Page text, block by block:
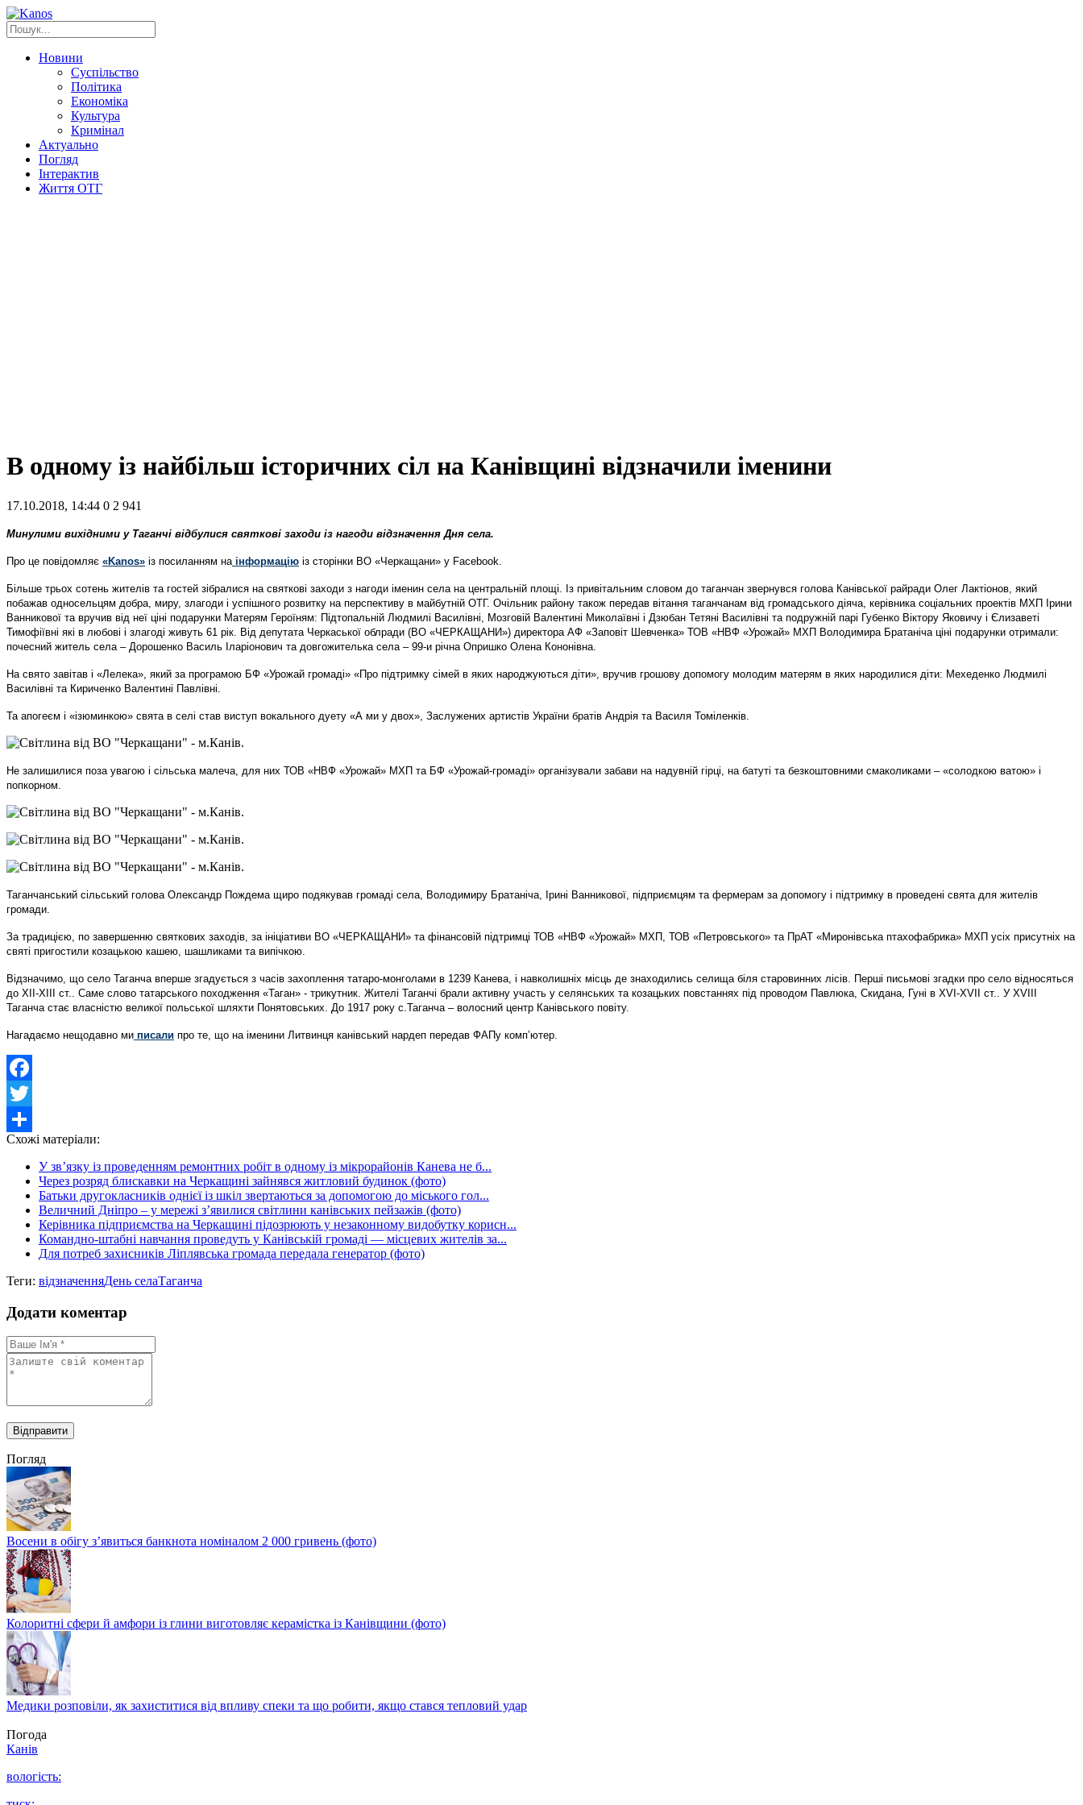
Новини
Суспільство
Політика
Економіка
Культура
Кримінал
Актуально
Погляд
Інтерактив
Життя ОТГ
В одному із найбільш історичних сіл на Канівщині відзначили іменини
17.10.2018, 14:44 0 2 941
Минулими вихідними у Таганчі відбулися святкові заходи із нагоди відзначення Дня села.
Про це повідомляє «Kanos» із посиланням на інформацію із сторінки ВО «Черкащани» у Facebook.
Більше трьох сотень жителів та гостей зібралися на святкові заходи з нагоди іменин села на центральній площі. Із привітальним словом до таганчан звернувся голова Канівської райради Олег Лактіонов, який
побажав односельцям добра, миру, злагоди і успішного розвитку на перспективу в майбутній ОТГ. Очільник району також передав вітання таганчанам від громадського діяча, керівника соціальних проектів МХП Ірини
Ванникової та вручив від неї ціні подарунки Матерям Героїням: Підтопальній Людмилі Василівні, Мозговій Валентині Миколаївні і Дзюбан Тетяні Василівні та подружній парі Губенко Віктору Яковичу і Єлизаветі
Тимофіївні які в любові і злагоді живуть 61 рік. Від депутата Черкаської облради (ВО «ЧЕРКАЩАНИ») директора АФ «Заповіт Шевченка» ТОВ «НВФ «Урожай» МХП Володимира Братаніча ціні подарунки отримали:
почесний житель села – Дорошенко Василь Іларіонович та довгожителька села – 99-и річна Опришко Олена Кононівна.
На свято завітав і «Лелека», який за програмою БФ «Урожай громаді» «Про підтримку сімей в яких народжуються діти», вручив грошову допомогу молодим матерям в яких народилися діти: Мехеденко Людмилі
Василівні та Кириченко Валентині Павлівні.
Та апогеєм і «ізюминкою» свята в селі став виступ вокального дуету «А ми у двох», Заслужених артистів України братів Андрія та Василя Томіленків.
Не залишилися поза увагою і сільська малеча, для них ТОВ «НВФ «Урожай» МХП та БФ «Урожай-громаді» організували забави на надувній гірці, на батуті та безкоштовними смаколиками – «солодкою ватою» і
попкорном.
Таганчанський сільський голова Олександр Пождема щиро подякував громаді села, Володимиру Братаніча, Ірині Ванникової, підприємцям та фермерам за допомогу і підтримку в проведені свята для жителів
громади.
За традицією, по завершенню святкових заходів, за ініціативи ВО «ЧЕРКАЩАНИ» та фінансовій підтримці ТОВ «НВФ «Урожай» МХП, ТОВ «Петровського» та ПрАТ «Миронівська птахофабрика» МХП усіх присутніх на
святі пригостили козацькою кашею, шашликами та випічкою.
Відзначимо, що село Таганча вперше згадується з часів захоплення татаро-монголами в 1239 Канева, і навколишніх місць де знаходились селища біля старовинних лісів. Перші письмові згадки про село відносяться
до XII-XIII ст.. Саме слово татарського походження «Таган» - трикутник. Жителі Таганчі брали активну участь у селянських та козацьких повстаннях під проводом Павлюка, Скидана, Гуні в XVI-XVII ст.. У XVIII
Таганча стає власністю великої польської шляхти Понятовських. До 1917 року с.Таганча – волосний центр Канівського повіту.
Нагадаємо нещодавно ми писали про те, що на іменини Литвинця канівський нардеп передав ФАПу комп’ютер.
Facebook
Twitter
Share
Схожі матеріали:
У зв’язку із проведенням ремонтних робіт в одному із мікрорайонів Канева не б...
Через розряд блискавки на Черкащині зайнявся житловий будинок (фото)
Батьки другокласників однієї із шкіл звертаються за допомогою до міського гол...
Величний Дніпро – у мережі з’явилися світлини канівських пейзажів (фото)
Керівника підприємства на Черкащині підозрюють у незаконному видобутку корисн...
Командно-штабні навчання проведуть у Канівській громаді — місцевих жителів за...
Для потреб захисників Ліплявська громада передала генератор (фото)
Теги: відзначенняДень селаТаганча
Додати коментар
Погляд
Восени в обігу з’явиться банкнота номіналом 2 000 гривень (фото)
Колоритні сфери й амфори із глини виготовляє керамістка із Канівщини (фото)
Медики розповіли, як захиститися від впливу спеки та що робити, якщо стався тепловий удар
Погода
Канів
вологість: